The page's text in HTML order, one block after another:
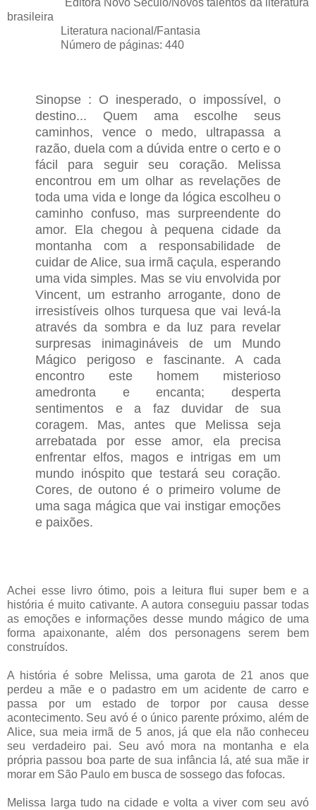
brasileira
Literatura nacional/Fantasia
Número de páginas: 440
Sinopse : O inesperado, o impossível, o
destino... Quem ama escolhe seus
caminhos, vence o medo, ultrapassa a
razão, duela com a dúvida entre o certo e o
fácil para seguir seu coração. Melissa
encontrou em um olhar as revelações de
toda uma vida e longe da lógica escolheu o
caminho confuso, mas surpreendente do
amor. Ela chegou à pequena cidade da
montanha com a responsabilidade de
cuidar de Alice, sua irmã caçula, esperando
uma vida simples. Mas se viu envolvida por
Vincent, um estranho arrogante, dono de
irresistíveis olhos turquesa que vai levá-la
através da sombra e da luz para revelar
surpresas inimagináveis de um Mundo
Mágico perigoso e fascinante. A cada
encontro este homem misterioso
amedronta e encanta; desperta
sentimentos e a faz duvidar de sua
coragem. Mas, antes que Melissa seja
arrebatada por esse amor, ela precisa
enfrentar elfos, magos e intrigas em um
mundo inóspito que testará seu coração.
Cores, de outono é o primeiro volume de
uma saga mágica que vai instigar emoções
e paixões.
Achei esse livro ótimo, pois a leitura flui super bem e a
história é muito cativante. A autora conseguiu passar todas
as emoções e informações desse mundo mágico de uma
forma apaixonante, além dos personagens serem bem
construídos.
A história é sobre Melissa, uma garota de 21 anos que
perdeu a mãe e o padastro em um acidente de carro e
passa por um estado de torpor por causa desse
acontecimento. Seu avó é o único parente próximo, além de
Alice, sua meia irmã de 5 anos, já que ela não conheceu
seu verdadeiro pai. Seu avó mora na montanha e ela
própria passou boa parte de sua infância lá, até sua mãe ir
morar em São Paulo em busca de sossego das fofocas.
Melissa larga tudo na cidade e volta a viver com seu avó